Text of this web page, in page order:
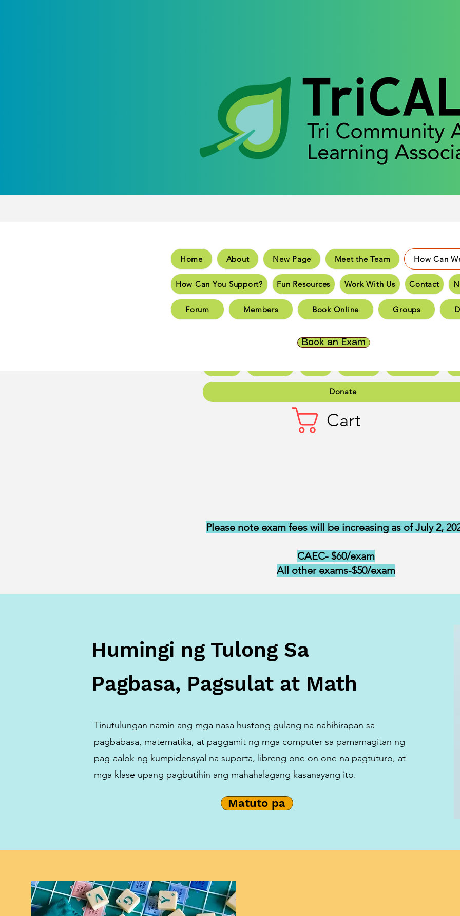
Home New Page Meet the Team How Can We
How Can You Support? Fun Resources Work With Us New
New Page New Page New Page New
New Page New Page
Donate
Home About New Page Meet the Team How Can
How Can You Support? Fun Resources Work With Us Contact
Forum Members Book Online Groups
Book an Exam
Cart
Please note exam fees will be increasing as of July 2,
CAEC- $60/exam
All other exams-$50/exam
Humingi ng Tulong Sa
Pagbasa, Pagsulat at Math
Tinutulungan namin ang mga nasa hustong gulang na nahihirapan sa
pagbabasa, matematika, at paggamit ng mga computer sa pamamagitan ng
pag-aalok ng kumpidensyal na suporta, libreng one on one na pagtuturo, at
mga klase upang pagbutihin ang mahahalagang kasanayang ito.
Matuto pa